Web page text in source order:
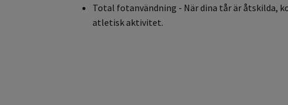
Total fotanvändning - När dina tår är åtskilda,
atletisk aktivitet.